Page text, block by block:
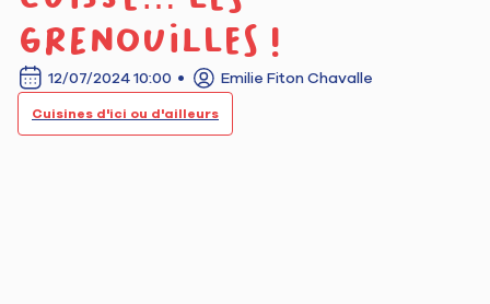
grenouilles !
12/07/2024 10:00 Emilie Fiton Chavalle
Cuisines d'ici ou d'ailleurs